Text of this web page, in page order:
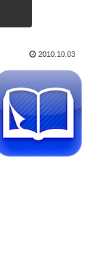
2010.10.03